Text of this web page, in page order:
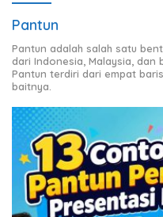
Pantun
Pantun adalah salah satu
dari Indonesia, Malaysia, dan
Pantun terdiri dari empat
baitnya.